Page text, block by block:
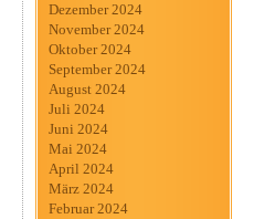
Dezember 2024
November 2024
Oktober 2024
September 2024
August 2024
Juli 2024
Juni 2024
Mai 2024
April 2024
März 2024
Februar 2024